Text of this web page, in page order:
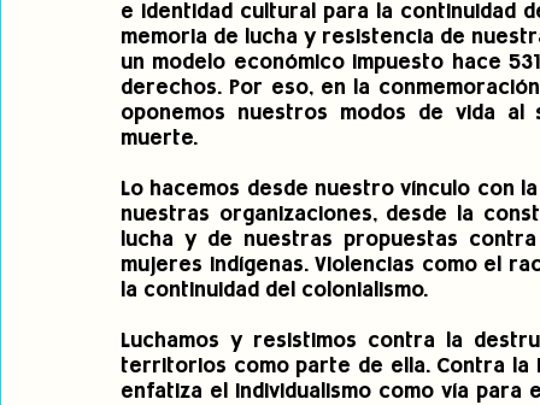
e identidad cultural para la continuidad
memoria de lucha y resistencia de
un modelo económico impuesto hace
derechos. Por eso, en la
oponemos nuestros modos de vida
muerte.
Lo hacemos desde nuestro vínculo con
nuestras organizaciones, desde la
lucha y de nuestras propuestas
mujeres indígenas. Violencias como el
la continuidad del colonialismo.
Luchamos y resistimos contra la
territorios como parte de ella. Contra la
enfatiza el individualismo como vía para